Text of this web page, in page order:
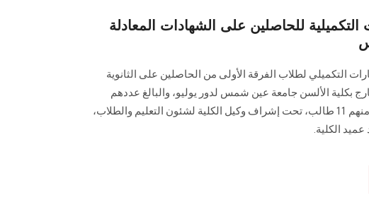
التكميلية للحاصلين على الشهادات المعادلة
التكميلي لطلاب الفرقة الأولى من الحاصلين على الثانوية
بكلية الألسن جامعة عين شمس لدور يوليو، والبالغ عددهم
الفعلي 88 طالب حضر منهم 11 طالب، تحت إشراف وكيل الكلية لشئون التعليم والطلاب،
الكلية.